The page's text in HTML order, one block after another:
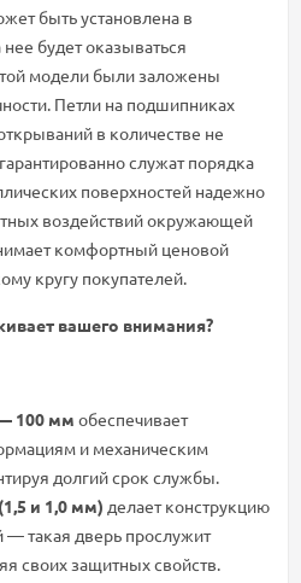
быть установлена в
будет оказываться
модели были заложены
Петли на подшипниках
в количестве не
служат порядка
поверхностей надежно
воздействий окружающей
комфортный ценовой
кругу покупателей.
вашего внимания?
100 мм обеспечивает
и механическим
долгий срок службы.
и 1,0 мм) делает конструкцию
— такая дверь прослужит
своих защитных свойств.